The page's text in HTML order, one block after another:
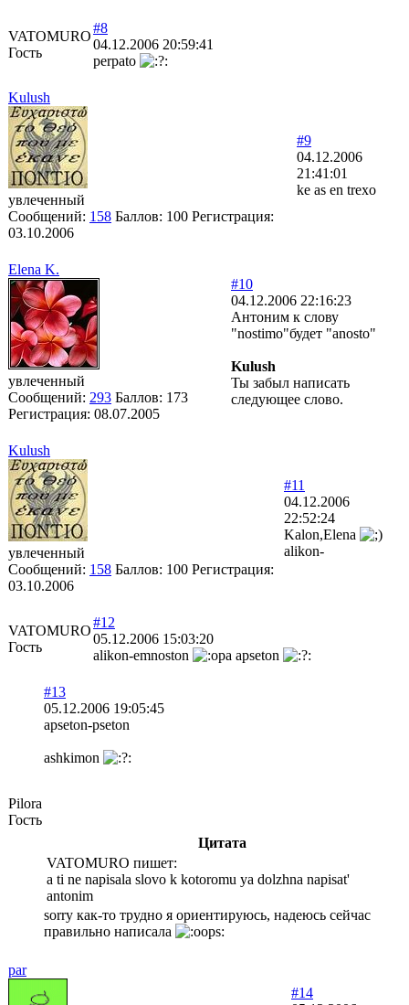
VATOMURO
Гость
#8
04.12.2006 20:59:41
perpato
Kulush
увлеченный
Сообщений: 158 Баллов: 100 Регистрация:
03.10.2006
#9
04.12.2006
21:41:01
ke as en trexo
Elena K.
увлеченный
Сообщений: 293 Баллов: 173
Регистрация: 08.07.2005
#10
04.12.2006 22:16:23
Антоним к слову
"nostimo"будет "anosto"
Kulush
Ты забыл написать
следующее слово.
Kulush
увлеченный
Сообщений: 158 Баллов: 100 Регистрация:
03.10.2006
#11
04.12.2006
22:52:24
Kalon,Elena
alikon-
VATOMURO
Гость
#12
05.12.2006 15:03:20
alikon-emnoston
apseton
Pilora
Гость
#13
05.12.2006 19:05:45
apseton-pseton
ashkimon
Цитата
VATOMURO пишет:
a ti ne napisala slovo k kotoromu ya dolzhna napisat'
antonim
sorry как-то трудно я ориентируюсь, надеюсь сейчас
правильно написала
par
#14